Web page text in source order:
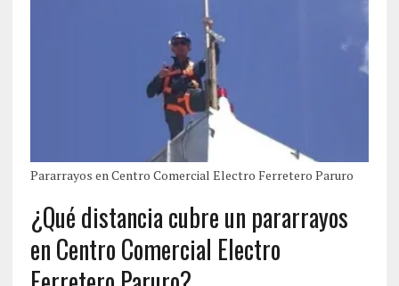
Pararrayos en Centro Comercial Electro Ferretero Paruro
¿Qué distancia cubre un pararrayos
en Centro Comercial Electro